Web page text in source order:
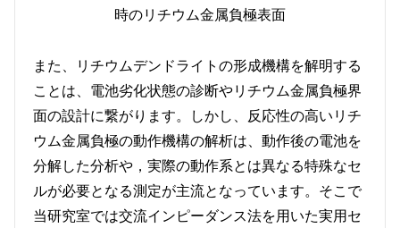
時のリチウム金属負極表面
また、リチウムデンドライトの形成機構を解明する
ことは、電池劣化状態の診断やリチウム金属負極界
面の設計に繋がります。しかし、反応性の高いリチ
ウム金属負極の動作機構の解析は、動作後の電池を
分解した分析や，実際の動作系とは異なる特殊なセ
ルが必要となる測定が主流となっています。そこで
当研究室では交流インピーダンス法を用いた実用セ